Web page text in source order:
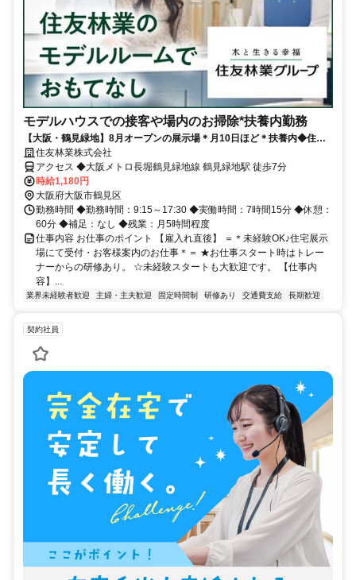
モデルハウスでの接客や場内のお掃除*扶養内勤務
【大阪・鶴見緑地】8月オープンの展示場＊月10日ほど＊扶養内◆住友
林業住友林業株式会社
アクセス ◆大阪メトロ長堀鶴見緑地線 鶴見緑地駅 徒歩7分
時給1,180円
大阪府大阪市鶴見区
勤務時間 ◆勤務時間：9:15～17:30 ◆実働時間：7時間15分 ◆休憩：
60分 ◆補足：なし ◆残業：月5時間程度
仕事内容 お仕事のポイント 【雇入れ直後】 ＝＊未経験OK♪住宅展示
場にて受付・お客様案内のお仕事＊＝ ★お仕事スタート時はトレー
ナーからの研修あり。 ☆未経験スタートも大歓迎です。 【仕事内
容】...
業界未経験者歓迎 主婦・主夫歓迎 固定時間制 研修あり 交通費支給 長期歓迎
契約社員